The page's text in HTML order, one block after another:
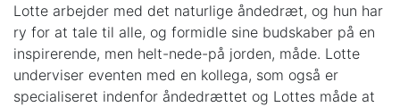
Lotte arbejder med det naturlige åndedræt, og hun har
ry for at tale til alle, og formidle sine budskaber på en
inspirerende, men helt-nede-på jorden, måde. Lotte
underviser eventen med en kollega, som også er
specialiseret indenfor åndedrættet og Lottes måde at